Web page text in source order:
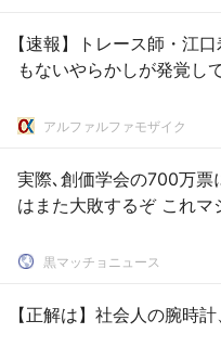
【速報】トレース師・江
もないやらかしが発覚し
アルファルファモザイク
実際､創価学会の700万票
はまた大敗するぞ これマ
黒マッチョニュース
【正解は】社会人の腕時